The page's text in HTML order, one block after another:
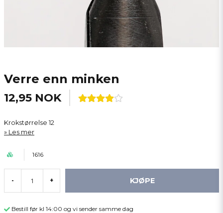
Verre enn minken
12,95 NOK
Krokstørrelse 12
Les mer
1616
- + KJØPE
Bestill før kl 14:00 og vi sender samme dag